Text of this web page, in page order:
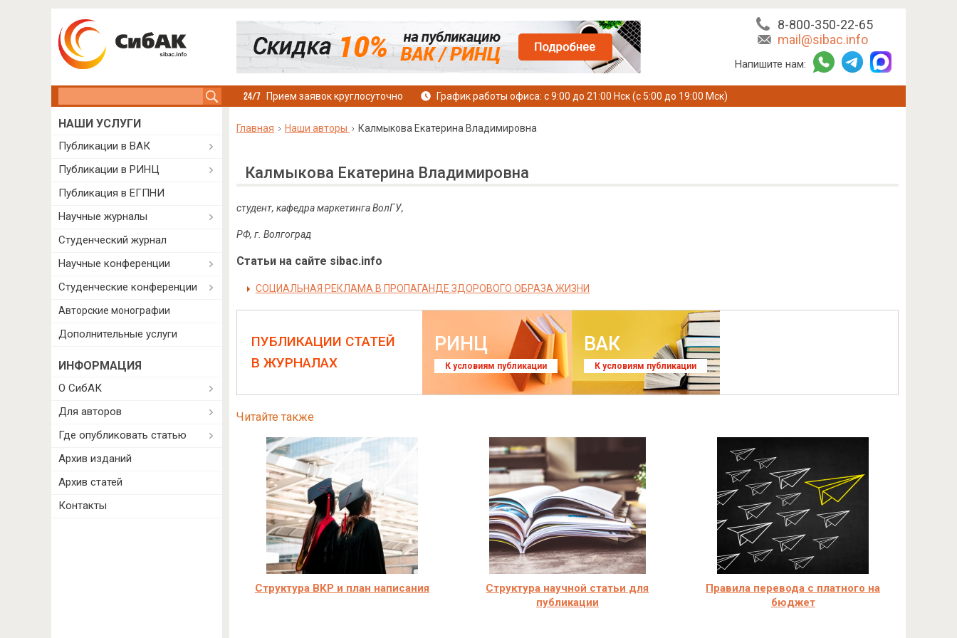
8-800-350-22-65
mail@sibac.info
Напишите нам:
Прием заявок круглосуточно График работы офиса: с 9:00 до 21:00 Нск (с 5:00 до 19:00 Мск)
Главная Наши авторы Калмыкова Екатерина Владимировна
Калмыкова Екатерина Владимировна
студент, кафедра маркетинга ВолГУ,
РФ, г. Волгоград
Статьи на сайте sibac.info
СОЦИАЛЬНАЯ РЕКЛАМА В ПРОПАГАНДЕ ЗДОРОВОГО ОБРАЗА ЖИЗНИ
ПУБЛИКАЦИИ СТАТЕЙ
В ЖУРНАЛАХ
РИНЦ
К условиям публикации
ВАК
К условиям публикации
Читайте также
Структура ВКР и план написания
Структура научной статьи для
публикации
Правила перевода с платного на
бюджет
НАШИ УСЛУГИ
Публикации в ВАК
Публикации в РИНЦ
Публикация в ЕГПНИ
Научные журналы
Студенческий журнал
Научные конференции
Студенческие конференции
Авторские монографии
Дополнительные услуги
ИНФОРМАЦИЯ
О СибАК
Для авторов
Где опубликовать статью
Архив изданий
Архив статей
Контакты